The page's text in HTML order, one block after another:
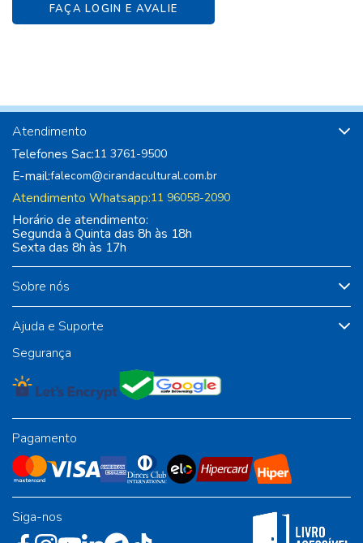
FAÇA LOGIN E AVALIE
Sobre nós
Ajuda e Suporte
Atendimento
Telefones Sac:11 3761-9500
E-mail:falecom@cirandacultural.com.br
Atendimento Whatsapp:11 96058-2090
Horário de atendimento:
Segunda à Quinta das 8h às 18h
Sexta das 8h às 17h
Segurança
Pagamento
Siga-nos